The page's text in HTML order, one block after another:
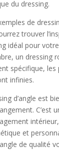
du dressing.
de
trouver
idéal pour
un dressing
spécifique, les
infinies.
d’angle est
C’est
et
de qualité